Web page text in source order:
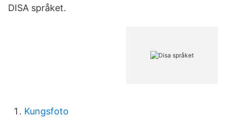
DISA språket.
Kungsfoto